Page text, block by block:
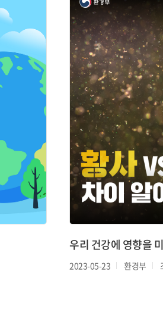
우리 건강에 영향을
2023-05-23 환경부